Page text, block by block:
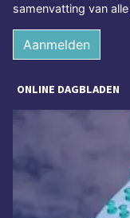
samenvatting van
Aanmelden
ONLINE DAGBLADEN